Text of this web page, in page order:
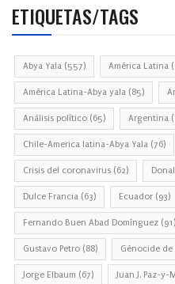
ETIQUETAS/TAGS
Abya Yala (557) América Latina
América Latina-Abya yala (85)
Análisis político (65) Argentina
Chile-America latina-Abya Yala (76)
Crisis del coronavirus (62)
Dulce Francia (63) Ecuador (93)
Fernando Buen Abad Domínguez (91)
Gustavo Petro (88) Génocide de
Jorge Elbaum (67) Juan J. Paz-y-